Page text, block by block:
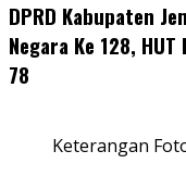
DPRD Kabupaten
Negara Ke 128,
78
Keterangan